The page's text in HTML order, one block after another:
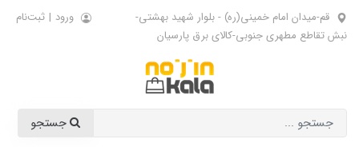
قم-میدان امام خمینی(ره) - بلوار شهید بهشتی-
نبش تقاطع مطهری جنوبی-کالای برق پارسیان
ورود | ثبت‌نام